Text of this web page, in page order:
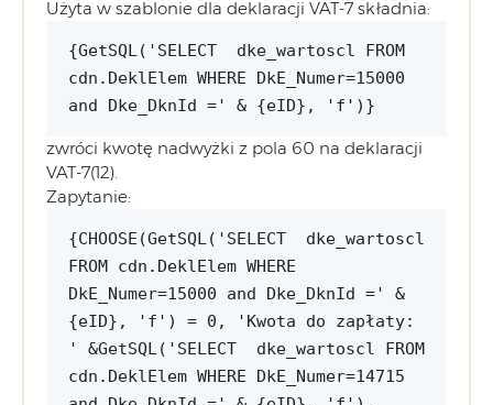
Użyta w szablonie dla deklaracji VAT-7 składnia:
{GetSQL('SELECT dke_wartoscl FROM
cdn.DeklElem WHERE DkE_Numer=15000
and Dke_DknId =' & {eID}, 'f')}
zwróci kwotę nadwyżki z pola 60 na deklaracji
VAT-7(12).
Zapytanie:
{CHOOSE(GetSQL('SELECT dke_wartoscl
FROM cdn.DeklElem WHERE
DkE_Numer=15000 and Dke_DknId =' &
{eID}, 'f') = 0, 'Kwota do zapłaty:
' &GetSQL('SELECT dke_wartoscl FROM
cdn.DeklElem WHERE DkE_Numer=14715